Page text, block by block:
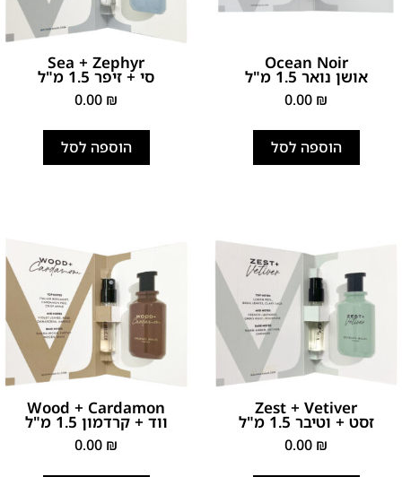
Ocean Noir
אושן נואר 1.5 מ"ל
0.00 ₪
הוספה לסל
Sea + Zephyr
סי + זיפר 1.5 מ"ל
0.00 ₪
הוספה לסל
Zest + Vetiver
זסט + וטיבר 1.5 מ"ל
0.00 ₪
Wood + Cardamon
ווד + קרדמון 1.5 מ"ל
0.00 ₪